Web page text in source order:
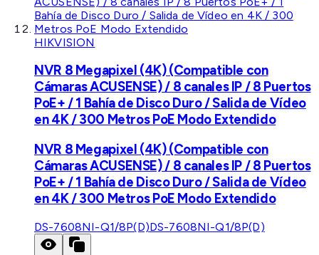
HIKVISION
NVR 8 Megapixel (4K) (Compatible con
Cámaras ACUSENSE) / 8 canales IP / 8 Puertos
PoE+ / 1 Bahía de Disco Duro / Salida de Vídeo
en 4K / 300 Metros PoE Modo Extendido
NVR 8 Megapixel (4K) (Compatible con
Cámaras ACUSENSE) / 8 canales IP / 8 Puertos
PoE+ / 1 Bahía de Disco Duro / Salida de Vídeo
en 4K / 300 Metros PoE Modo Extendido
DS-7608NI-Q1/8P(D)DS-7608NI-Q1/8P(D)